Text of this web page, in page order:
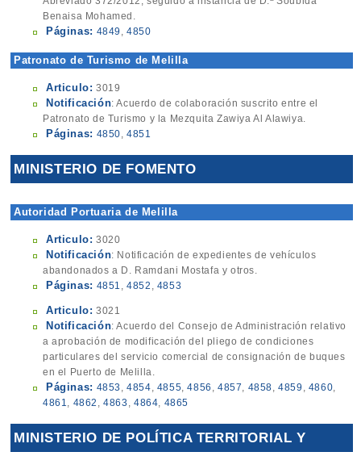
Benaisa Mohamed.
Páginas: 4849 ,4850
Patronato de Turismo de Melilla
Articulo: 3019
Notificación: Acuerdo de colaboración suscrito entre el
Patronato de Turismo y la Mezquita Zawiya Al Alawiya.
Páginas: 4850,4851
MINISTERIO DE FOMENTO
Autoridad Portuaria de Melilla
Articulo: 3020
Notificación: Notificación de expedientes de vehículos
abandonados a D. Ramdani Mostafa y otros.
Páginas: 4851 ,4852 , 4853
Articulo: 3021
Notificación: Acuerdo del Consejo de Administración relativo
a aprobación de modificación del pliego de condiciones
particulares del servicio comercial de consignación de buques
en el Puerto de Melilla.
Páginas: 4853 ,4854, 4855,4856 , 4857, 4858,4859 , 4860,
4861, 4862 ,4863 , 4864, 4865
MINISTERIO DE POLÍTICA TERRITORIAL Y